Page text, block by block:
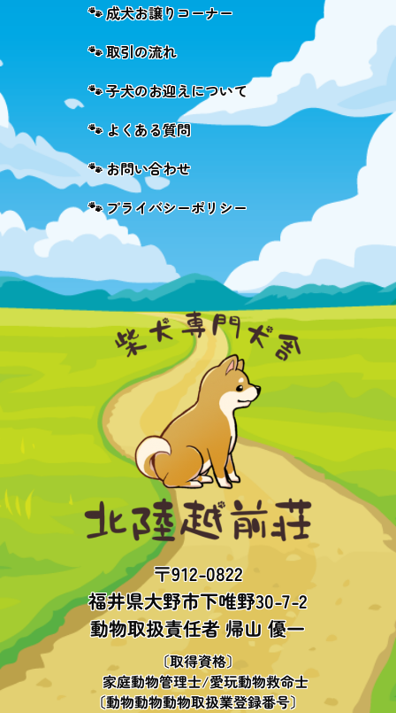
🐾 成犬お譲りコーナー
🐾 取引の流れ
🐾 子犬のお迎えについて
🐾 よくある質問
🐾 お問い合わせ
🐾 プライバシーポリシー
〒912-0822
福井県大野市下唯野30-7-2
動物取扱責任者 帰山 優一
〔取得資格〕
家庭動物管理士/愛玩動物救命士
〔動物動物動物取扱業登録番号〕